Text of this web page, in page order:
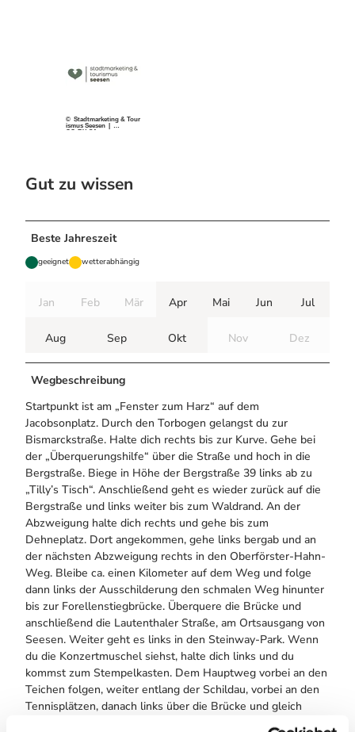
© Stadtmarketing & Tour
ismus Seesen |
CC-BY-SA
Gut zu wissen
Beste Jahreszeit
geeignet wetterabhängig
Jan Feb Mär Apr Mai Jun Jul
Aug Sep Okt Nov Dez
Wegbeschreibung
Startpunkt ist am „Fenster zum Harz“ auf dem
Jacobsonplatz. Durch den Torbogen gelangst du zur
Bismarckstraße. Halte dich rechts bis zur Kurve. Gehe bei
der „Überquerungshilfe“ über die Straße und hoch in die
Bergstraße. Biege in Höhe der Bergstraße 39 links ab zu
„Tilly’s Tisch“. Anschließend geht es wieder zurück auf die
Bergstraße und links weiter bis zum Waldrand. An der
Abzweigung halte dich rechts und gehe bis zum
Dehneplatz. Dort angekommen, gehe links bergab und an
der nächsten Abzweigung rechts in den Oberförster-Hahn-
Weg. Bleibe ca. einen Kilometer auf dem Weg und folge
dann links der Ausschilderung den schmalen Weg hinunter
bis zur Forellenstiegbrücke. Überquere die Brücke und
anschließend die Lautenthaler Straße, am Ortsausgang von
Seesen. Weiter geht es links in den Steinway-Park. Wenn
du die Konzertmuschel siehst, halte dich links und du
kommst zum Stempelkasten. Dem Hauptweg vorbei an den
Teichen folgen, weiter entlang der Schildau, vorbei an den
Tennisplätzen, danach links über die Brücke und gleich